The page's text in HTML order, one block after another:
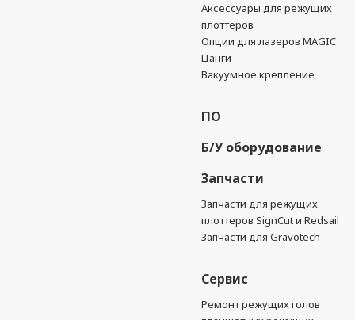
Аксессуары для режущих
плоттеров
Опции для лазеров MAGIC
Цанги
Вакуумное крепление
ПО
Б/У оборудование
Запчасти
Запчасти для режущих
плоттеров SignCut и Redsail
Запчасти для Gravotech
Сервис
Ремонт режущих голов